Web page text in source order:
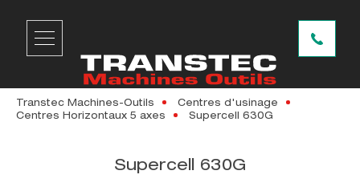
Transtec Machines-Outils
Centres d'usinage
Centres Horizontaux 5 axes
Supercell 630G
Supercell 630G